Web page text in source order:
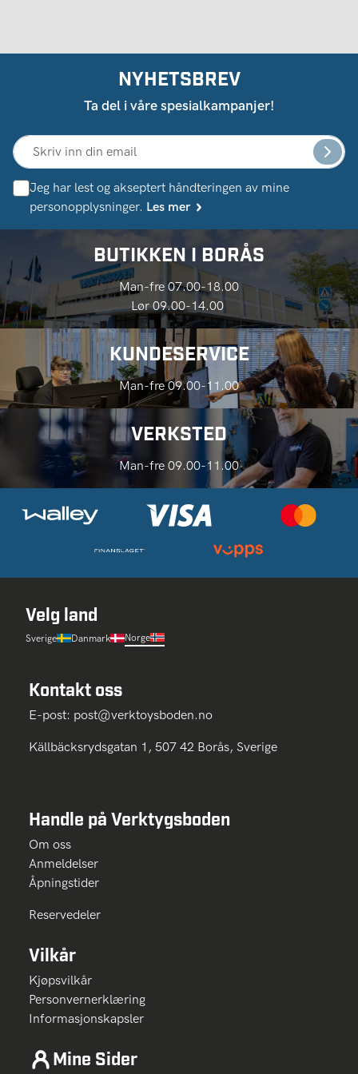
NYHETSBREV
Ta del i våre spesialkampanjer!
Jeg har lest og akseptert håndteringen av mine
personopplysninger. Les mer
BUTIKKEN I BORÅS
Man-fre 07.00-18.00
Lør 09.00-14.00
KUNDESERVICE
Man-fre 09.00-11.00
VERKSTED
Man-fre 09.00-11.00
Velg land
Sverige Danmark Norge
Kontakt oss
E-post: post@verktoysboden.no
Källbäcksrydsgatan 1, 507 42 Borås, Sverige
Handle på Verktygsboden
Om oss
Anmeldelser
Åpningstider
Reservedeler
Vilkår
Kjøpsvilkår
Personvernerklæring
Informasjonskapsler
Mine Sider